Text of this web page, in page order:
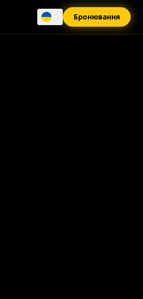
Бронювання